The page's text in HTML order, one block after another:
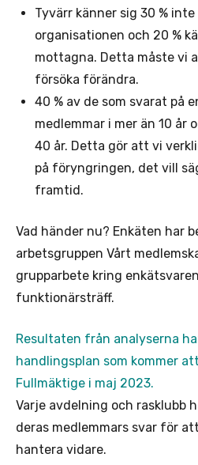
Tyvärr känner sig 30 %
organisationen och 20 %
mottagna. Detta måste vi
försöka förändra.
40 % av de som svarat på
medlemmar i mer än 10 år
40 år. Detta gör att vi
på föryngringen, det vill
framtid.
Vad händer nu? Enkäten har
arbetsgruppen Vårt
grupparbete kring
funktionärsträff.
Resultaten från analyserna
handlingsplan som kommer
Fullmäktige i maj 2023.
Varje avdelning och rasklubb
deras medlemmars svar för
hantera vidare.